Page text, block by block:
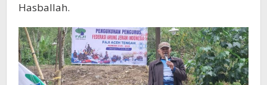
Hasballah.